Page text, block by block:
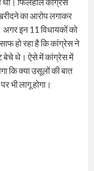
था। फिलहाल कांग्रेस
का आरोप लगाकर
अगर इन 11 विधायकों को
हो रहा है कि कांग्रेस ने
बेचे थे। ऐसे में कांग्रेस में
कि क्या उसूलों की बात
भी लागू होगा।